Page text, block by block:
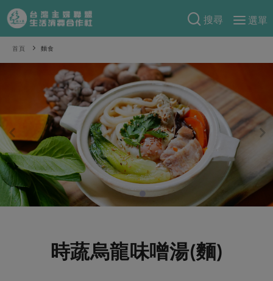
搜尋
選單
產品分類
當令水果
芽苗類 蕈菇類
辛香料類
奶蛋豆・五穀
蛋 乳製品
肉品・水產
食譜料理
麵食
肉食
海鮮
特別企畫
預購活動
把最好的台灣味帶回家！
防災用品預購圓滿結束
2026年端午節預購圓滿結束
綠主張
觀點文章
主婦食堂 一籃菜真心話
親子食育
關於合作社
認識合作社
合作社組織
重要公告
首頁 麵食
時蔬烏龍味噌湯(麵)